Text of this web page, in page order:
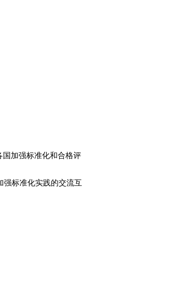
加强标准化和合格评
标准化实践的交流互